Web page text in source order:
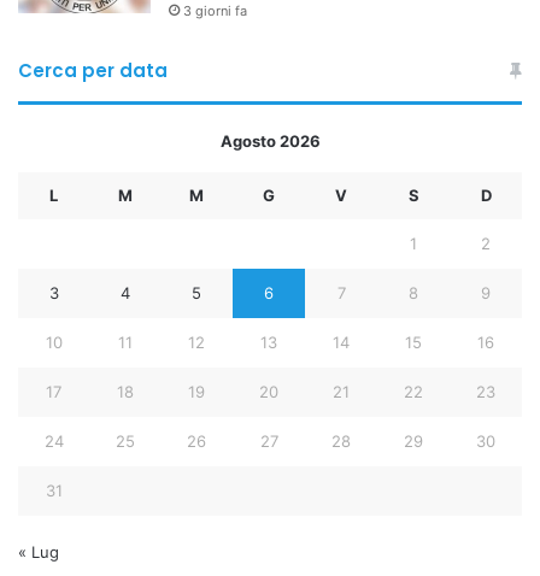
3 giorni fa
Cerca per data
Agosto 2026
L M M G V S D
1 2
3 4 5 6 7 8 9
10 11 12 13 14 15 16
17 18 19 20 21 22 23
24 25 26 27 28 29 30
31
« Lug